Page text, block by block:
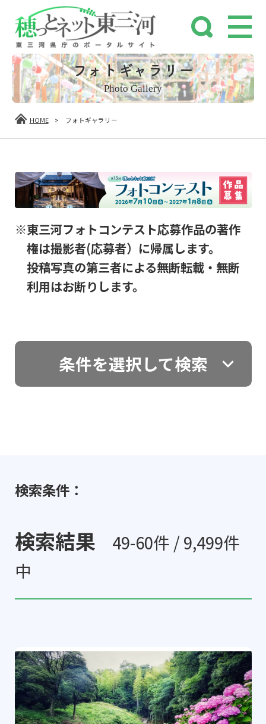
フォトギャラリー
Photo Gallery
HOME > フォトギャラリー
※東三河フォトコンテスト応募作品の著作
権は撮影者(応募者）に帰属します。
投稿写真の第三者による無断転載・無断
利用はお断りします。
条件を選択して検索
検索条件：
検索結果 49-60件 / 9,499件
中